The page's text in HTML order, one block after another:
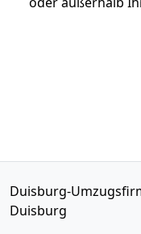
Duisburg-
Duisburg